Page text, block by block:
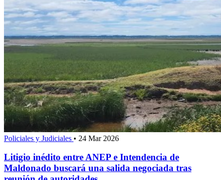
Policiales y Judiciales • 24 Mar 2026
Litigio inédito entre ANEP e Intendencia de
Maldonado buscará una salida negociada tras